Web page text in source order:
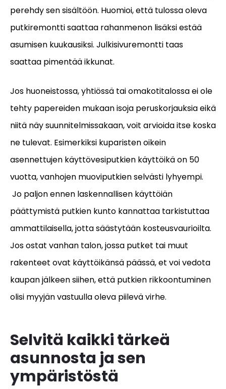
perehdy sen sisältöön. Huomioi, että tulossa oleva
putkiremontti saattaa rahanmenon lisäksi estää
asumisen kuukausiksi. Julkisivuremontti taas
saattaa pimentää ikkunat.
Jos huoneistossa, yhtiössä tai omakotitalossa ei ole
tehty papereiden mukaan isoja peruskorjauksia eikä
niitä näy suunnitelmissakaan, voit arvioida itse koska
ne tulevat. Esimerkiksi kuparisten oikein
asennettujen käyttövesiputkien käyttöikä on 50
vuotta, vanhojen muoviputkien selvästi lyhyempi.
Jo paljon ennen laskennallisen käyttöiän
päättymistä putkien kunto kannattaa tarkistuttaa
ammattilaisella, jotta säästytään kosteusvaurioilta.
Jos ostat vanhan talon, jossa putket tai muut
rakenteet ovat käyttöikänsä päässä, et voi vedota
kaupan jälkeen siihen, että putkien rikkoontuminen
olisi myyjän vastuulla oleva piilevä virhe.
Selvitä kaikki tärkeä
asunnosta ja sen
ympäristöstä